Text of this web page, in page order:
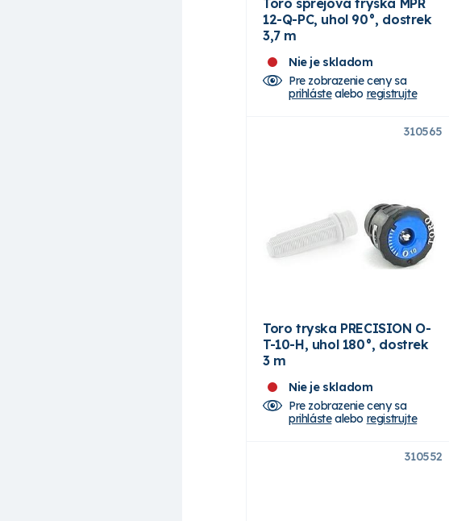
12-Q-PC, uhol 90°, dostrek
3,7 m
Nie je skladom
Pre zobrazenie ceny sa
prihlástealebo registrujte
310565
Toro tryska PRECISION O-
T-10-H, uhol 180°, dostrek
3 m
Nie je skladom
Pre zobrazenie ceny sa
prihlástealebo registrujte
310552